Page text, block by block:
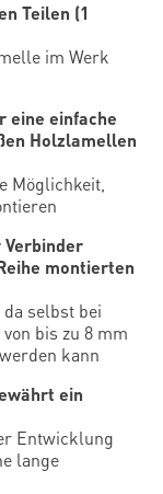
Teilen (1
im Werk
eine einfache
Holzlamellen
Möglichkeit,
montierten
selbst bei
bis zu 8 mm
kann
ein
Entwicklung
lange